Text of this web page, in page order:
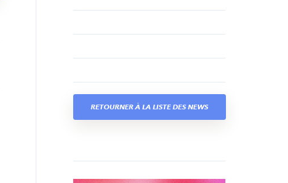
RETOURNER À LA LISTE DES NEWS